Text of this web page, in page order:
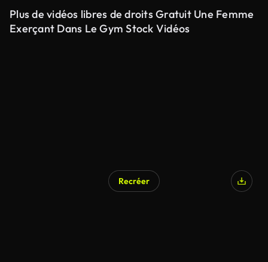
Plus de vidéos libres de droits Gratuit Une Femme
Exerçant Dans Le Gym Stock Vidéos
Recréer